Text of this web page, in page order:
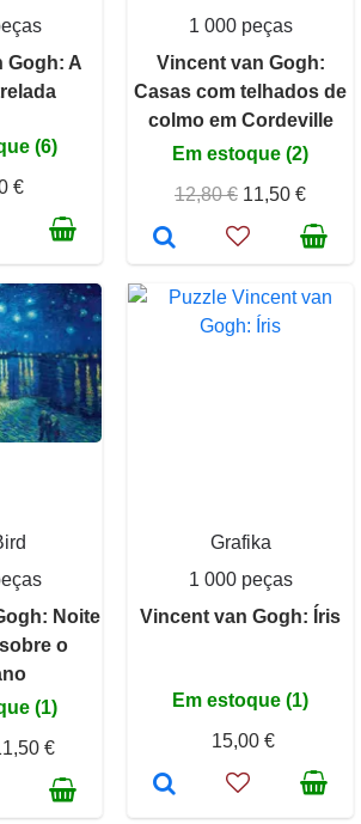
Gogh: A
(6)
€
1 000 peças
Vincent van Gogh:
Casas com telhados de
colmo em Cordeville
Em estoque (2)
12,80 € 11,50 €
Noite
o
(1)
€
Grafika
1 000 peças
Vincent van Gogh: Íris
Em estoque (1)
15,00 €